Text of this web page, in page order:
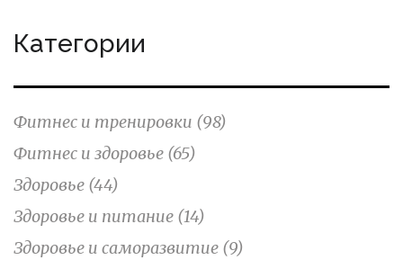
Категории
Фитнес и тренировки (98)
Фитнес и здоровье (65)
Здоровье (44)
Здоровье и питание (14)
Здоровье и саморазвитие (9)